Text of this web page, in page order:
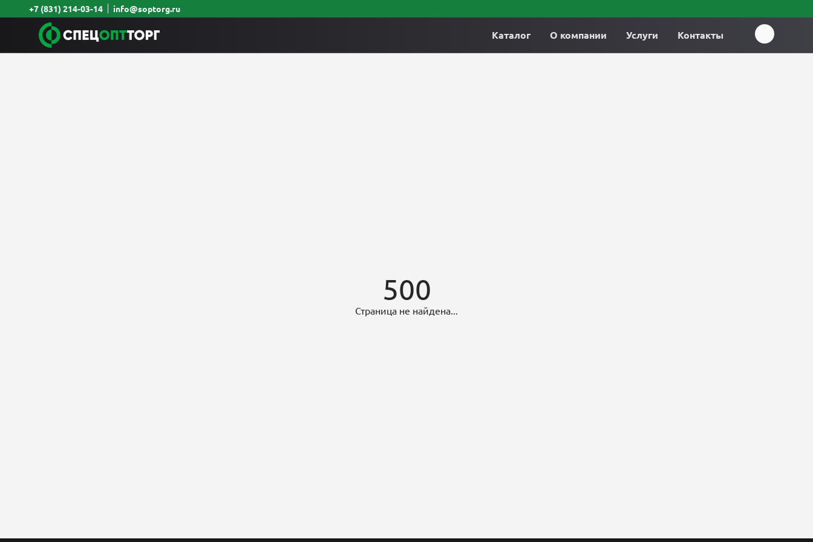
+7 (831) 214-03-14 info@soptorg.ru
Каталог О компании Услуги Контакты
500
Страница не найдена...